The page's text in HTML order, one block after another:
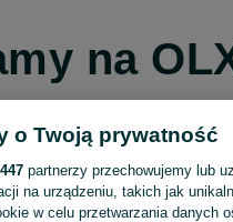
na
Kontynuuj przez
Kontynuuj przez
o Twoją prywatność
447 partnerzy przechowujemy lub
na urządzeniu, takich jak
w celu przetwarzania danych